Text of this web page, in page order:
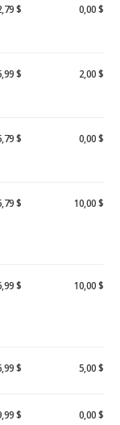
$ 0,00 $
$ 2,00 $
$ 0,00 $
$ 10,00 $
$ 10,00 $
$ 5,00 $
$ 0,00 $